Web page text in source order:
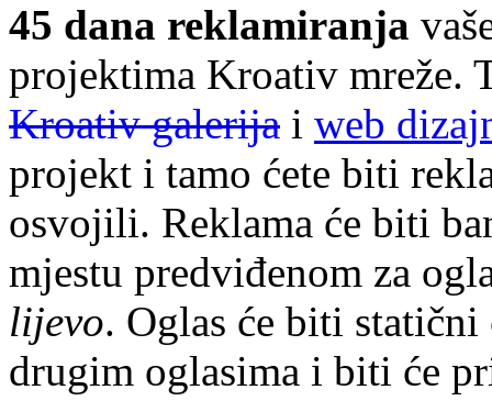
45 dana reklamiranja
projektima Kroativ mreže.
Kroativ galerija i web
projekt i tamo ćete biti
osvojili. Reklama će biti
mjestu predviđenom za
lijevo. Oglas će biti
drugim oglasima i biti će